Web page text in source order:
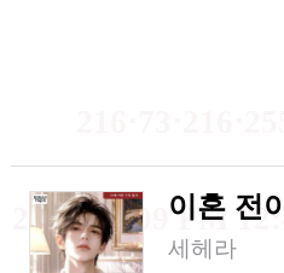
2026-08-09 PM
이혼 전
세헤라